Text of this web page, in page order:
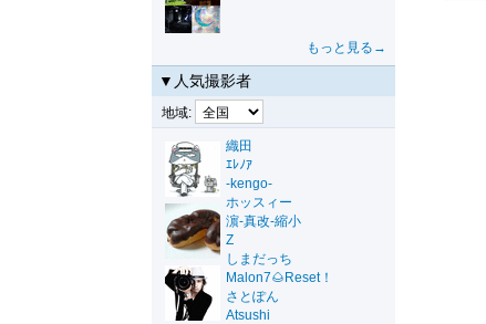
もっと見る→
▼人気撮影者
地域:
織田
ｴﾚﾉｱ
-kengo-
ホッスィー
濵-真改-縮小
Z
しまだっち
Malon7🌰Reset！
さとぽん
Atsushi